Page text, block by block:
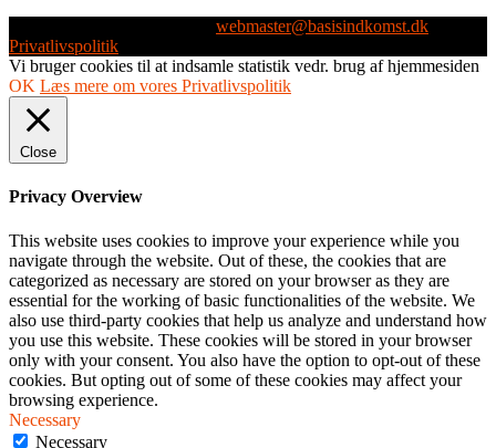
webmaster@basisindkomst.dk
Privatlivspolitik
Vi bruger cookies til at indsamle statistik vedr. brug af hjemmesiden
OK Læs mere om vores Privatlivspolitik
Close
Privacy Overview
This website uses cookies to improve your experience while you
navigate through the website. Out of these, the cookies that are
categorized as necessary are stored on your browser as they are
essential for the working of basic functionalities of the website. We
also use third-party cookies that help us analyze and understand how
you use this website. These cookies will be stored in your browser
only with your consent. You also have the option to opt-out of these
cookies. But opting out of some of these cookies may affect your
browsing experience.
Necessary
Necessary